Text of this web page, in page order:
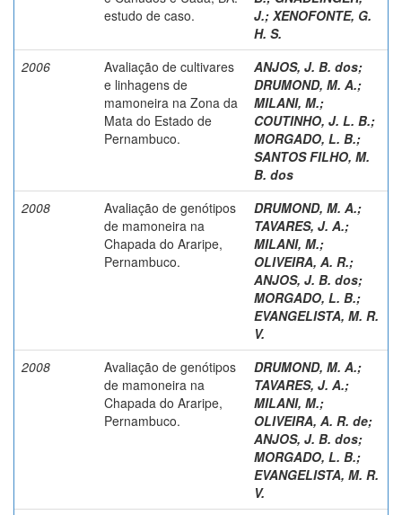
estudo de caso.
J.; XENOFONTE, G.
H. S.
2006
Avaliação de cultivares
e linhagens de
mamoneira na Zona da
Mata do Estado de
Pernambuco.
ANJOS, J. B. dos;
DRUMOND, M. A.;
MILANI, M.;
COUTINHO, J. L. B.;
MORGADO, L. B.;
SANTOS FILHO, M.
B. dos
2008
Avaliação de genótipos
de mamoneira na
Chapada do Araripe,
Pernambuco.
DRUMOND, M. A.;
TAVARES, J. A.;
MILANI, M.;
OLIVEIRA, A. R.;
ANJOS, J. B. dos;
MORGADO, L. B.;
EVANGELISTA, M. R.
V.
2008
Avaliação de genótipos
de mamoneira na
Chapada do Araripe,
Pernambuco.
DRUMOND, M. A.;
TAVARES, J. A.;
MILANI, M.;
OLIVEIRA, A. R. de;
ANJOS, J. B. dos;
MORGADO, L. B.;
EVANGELISTA, M. R.
V.